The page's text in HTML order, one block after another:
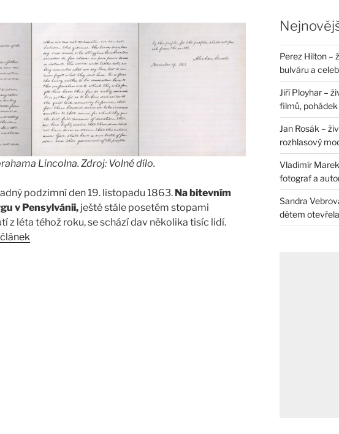
Lincolna. Zdroj: Volné dílo.
podzimní den 19. listopadu 1863. Na bitevním
v Pensylvánii, ještě stále posetém stopami
z léta téhož roku, se schází dav několika tisíc lidí.
Perez Hilton –
bulváru a
Jiří Ployhar –
filmů, pohádek
Jan Rosák –
rozhlasový
Vladimír
fotograf a
Sandra
dětem